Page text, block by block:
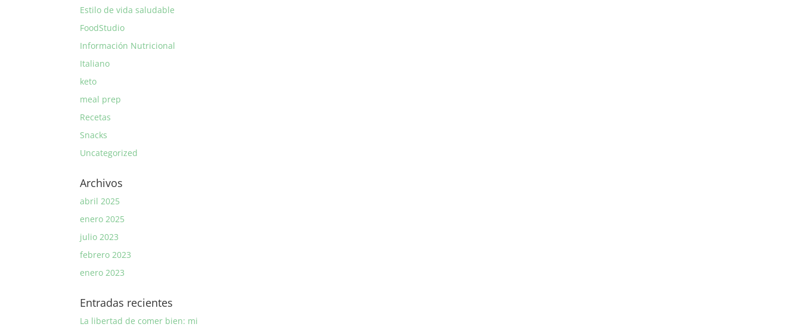
Estilo de vida saludable
FoodStudio
Información Nutricional
Italiano
keto
meal prep
Recetas
Snacks
Uncategorized
Archivos
abril 2025
enero 2025
julio 2023
febrero 2023
enero 2023
Entradas recientes
La libertad de comer bien: mi